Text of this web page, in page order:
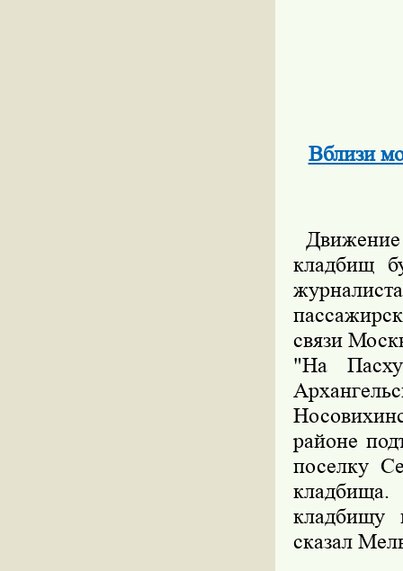
Вблизи
кладбищ
связи
"На
районе
поселку
кладбищу
сказал